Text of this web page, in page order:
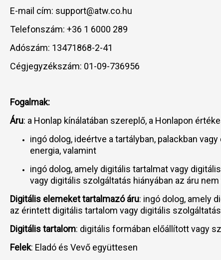
E-mail cím: support@atw.co.hu
Telefonszám: +36 1 6000 289
Adószám: 13471868-2-41
Cégjegyzékszám: 01-09-736956
Fogalmak:
Áru: a Honlap kínálatában szereplő, a Honlapon
ingó dolog, ideértve a tartályban, palackban
energia, valamint
ingó dolog, amely digitális tartalmat vagy
vagy digitális szolgáltatás hiányában az áru
Digitális elemeket tartalmazó áru: ingó dolog, amely
az érintett digitális tartalom vagy digitális
Digitális tartalom: digitális formában előállított vagy
Felek: Eladó és Vevő együttesen